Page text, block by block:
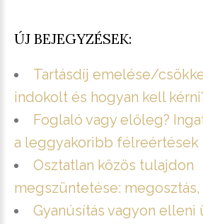
ÚJ BEJEGYZÉSEK:
Tartásdíj emelése/
indokolt és hogyan kell
Foglaló vagy előleg?
a leggyakoribb félreértések
Osztatlan közös tulajdon
megszüntetése:
Gyanúsítás vagyon elleni